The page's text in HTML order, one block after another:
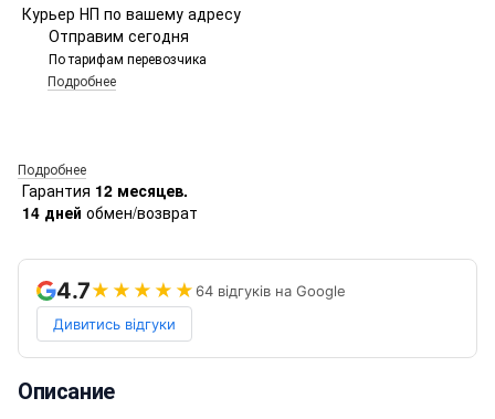
Курьер НП по вашему адресу
Отправим сегодня
По тарифам перевозчика
Подробнее
Подробнее
Гарантия 12 месяцев.
14 дней обмен/возврат
4.7★★★★★64 відгуків на Google
Дивитись відгуки
Описание